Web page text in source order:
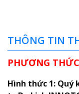
THÔNG TIN
PHƯƠNG
Hình thức 1: